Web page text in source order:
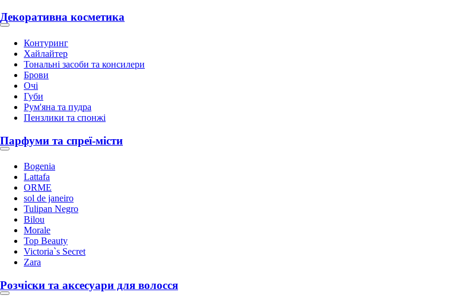
Декоративна косметика
Контуринг
Хайлайтер
Тональні засоби та консилери
Брови
Очі
Губи
Рум'яна та пудра
Пензлики та спонжі
Парфуми та спреї-місти
Bogenia
Lattafa
ORME
sol de janeiro
Tulipan Negro
Bilou
Morale
Top Beauty
Victoria`s Secret
Zara
Розчіски та аксесуари для волосся